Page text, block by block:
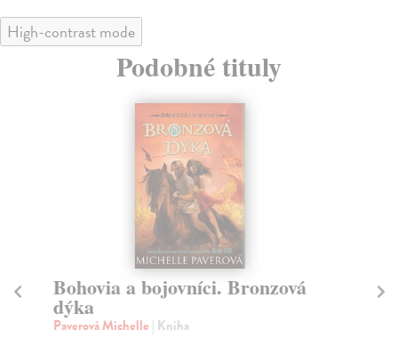
High-contrast mode
Podobné tituly
Bohovia a bojovníci. Bronzová
dýka
Paverová Michelle | Kniha